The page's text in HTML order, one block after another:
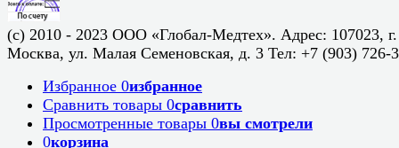
(c) 2010 - 2023 ООО «Глобал-Медтех». Адрес: 107023, г.
Москва, ул. Малая Семеновская, д. 3 Тел: +7 (903) 726-
Избранное 0избранное
Сравнить товары 0сравнить
Просмотренные товары 0вы смотрели
0корзина